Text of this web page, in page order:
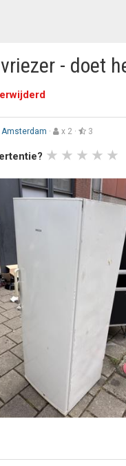
- doet
Amsterdam · x 2 · 3